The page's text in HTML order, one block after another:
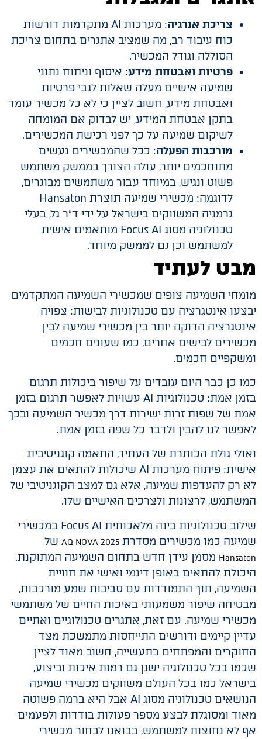
צריכת אנרגיה
: מערכות AI מתקדמות דורשות
כוח עיבוד רב, מה שמציב אתגרים בתחום צריכת
הסוללה וגודל המכשיר.
פרטיות ואבטחת מידע: איסוף וניתוח נתוני
שמיעה אישיים מעלה שאלות לגבי פרטיות
ואבטחת מידע, חשוב לציין כי לא כל מכשיר עומד
בתקן אבטחת המידע, יש לבדוק אם המומחה
לשיקום שמיעה על כך לפני רכישת המכשירים.
מורכבות הפעלה: ככל שהמכשירים נעשים
מתוחכמים יותר, עולה הצורך בממשק משתמש
פשוט ונגיש, במיוחד עבור משתמשים מבוגרים,
לדוגמה: מכשירי שמיעה תוצרת Hansaton
גרמניה המשווקים בישראל על ידי ד"ר גל, בעלי
טכנולוגיה מסוג Focus AI מותאמים אישית
למשתמש וכן גם לממשק מיוחד.
מבט לעתיד
מומחי השמיעה צופים שמכשירי השמיעה המתקדמים
יבצעו אינטגרציה עם טכנולוגיות לבישות: צפויה
אינטגרציה הדוקה יותר בין מכשירי שמיעה לבין
מכשירים לבישים אחרים, כמו שעונים חכמים
ומשקפיים חכמים.
כמו כן כבר היום עובדים על שיפור ביכולות תרגום
בזמן אמת: טכנולוגיות AI עשויות לאפשר תרגום בזמן
אמת של שפות זרות ישירות דרך מכשיר השמיעה ובכך
לאפשר לנו להבין ולדבר כל שפה בזמן אמת.
ואולי גולת הכותרת של העתיד, התאמה קוגניטיבית
אישית: פיתוח מערכות AI שיכולות להתאים את עצמן
לא רק להעדפות שמיעה, אלא גם למצב הקוגניטיבי של
המשתמש, לרצונות ולצרכים האישיים שלו.
שילוב טכנולוגיות בינה מלאכותית Focus AI במכשירי
שמיעה כמו מכשירים מסדרת AQ NOVA 2025 של
Hansaton מסמן עידן חדש בתחום השמיעה המתוקנת.
היכולת להתאים באופן דינמי ואישי את חוויית
השמיעה, תוך התמודדות עם סביבות שמע מורכבות,
מבטיחה שיפור משמעותי באיכות החיים של משתמשי
מכשירי שמיעה. עם זאת, אתגרים טכנולוגיים ואתיים
עדיין קיימים ודורשים התייחסות מתמשכת מצד
החוקרים והמפתחים בתעשייה, חשוב מאוד לציין
שכמו בכל טכנולוגיה ישנן גם רמות איכות וביצוע,
בישראל כמו בכל העולם משווקים מכשירי שמיעה
הנושאים טכנולוגיה מסוג AI אבל היא ברמה פשוטה
מאוד ומסוגלת לבצע מספר פעולות בודדות ולפעמים
אף לא נחוצות למשתמש, בבואנו לבחור מכשירי